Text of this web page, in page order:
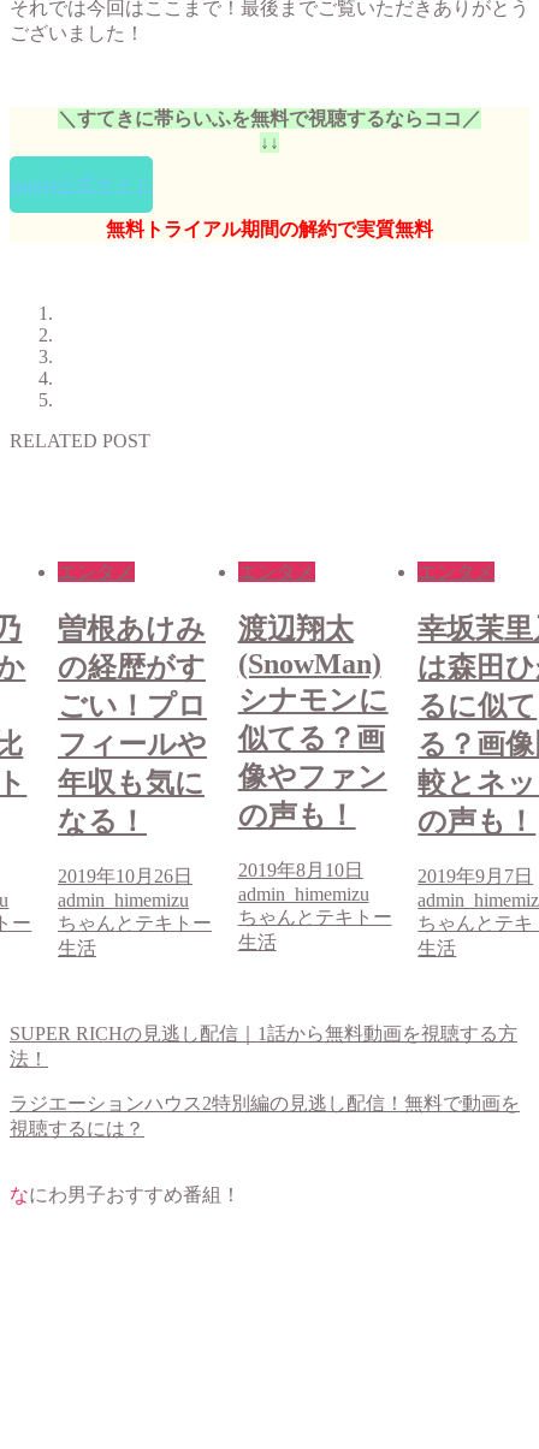
それでは今回はここまで！最後までご覧いただきありがとう
ございました！
＼すてきに帯らいふを無料で視聴するならココ／
↓↓
paravi公式サイト
無料トライアル期間の解約で実質無料
RELATED POST
ー
エンタメ
渡辺翔太
(SnowMan)
シナモンに
似てる？画
像やファン
の声も！
2019年8月10日
admin_himemizu
ちゃんとテキトー
生活
エンタメ
幸坂茉里乃
は森田ひか
るに似て
る？画像比
較とネット
の声も！
2019年9月7日
admin_himemizu
ちゃんとテキトー
生活
エンタメ
曽根あ
の経歴
ごい！
フィー
年収も
なる！
2019年10月26
ちゃんとテキ
生活
SUPER RICHの見逃し配信｜1話から無料動画を視聴する方
法！
ラジエーションハウス2特別編の見逃し配信！無料で動画を
視聴するには？
なにわ男子おすすめ番組！